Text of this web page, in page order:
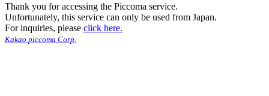
Thank you for accessing the Piccoma service.
Unfortunately, this service can only be used from Japan.
For inquiries, please click here.
Kakao piccoma Corp.